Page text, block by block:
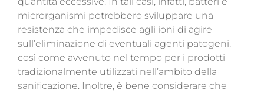
microrganismi potrebbero sviluppare una
resistenza che impedisce agli ioni di agire
sull’eliminazione di eventuali agenti patogeni,
così come avvenuto nel tempo per i prodotti
tradizionalmente utilizzati nell’ambito della
sanificazione. Inoltre, è bene considerare che